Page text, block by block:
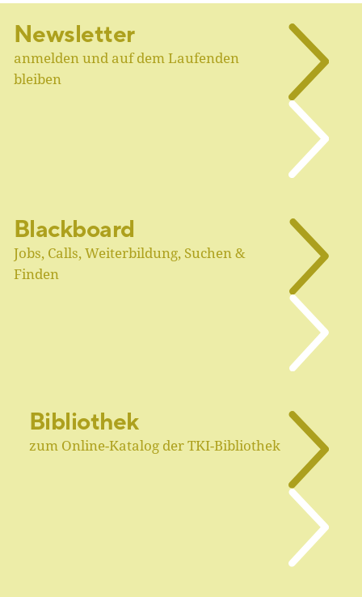
Newsletter
anmelden und auf dem Laufenden
bleiben
Blackboard
Jobs, Calls, Weiterbildung, Suchen &
Finden
Bibliothek
zum Online-Katalog der TKI-Bibliothek